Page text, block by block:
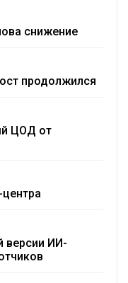
снижение
продолжился
ЦОД от
версии ИИ-